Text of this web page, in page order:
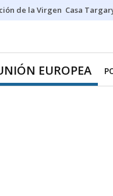
de la Virgen Casa
EUROPEA